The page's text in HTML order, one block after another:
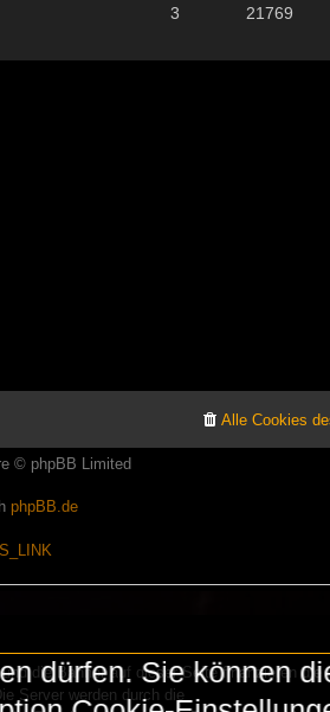
3 21769
Alle Cookies
© phpBB Limited
phpBB.de
die Banner auf dieser Seite finanzieren die
Server werden durch die
dürfen. Sie können